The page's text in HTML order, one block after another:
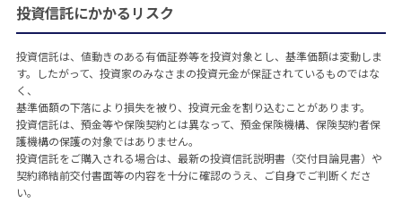
投資信託にかかるリスク
投資信託は、値動きのある有価証券等を投資対象とし、基準価額は変動しま
す。したがって、投資家のみなさまの投資元金が保証されているものではな
く、
基準価額の下落により損失を被り、投資元金を割り込むことがあります。
投資信託は、預金等や保険契約とは異なって、預金保険機構、保険契約者保
護機構の保護の対象ではありません。
投資信託をご購入される場合は、最新の投資信託説明書（交付目論見書）や
契約締結前交付書面等の内容を十分に確認のうえ、ご自身でご判断くださ
い。